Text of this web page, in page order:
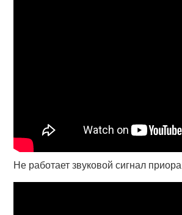
Не работает звуковой сигнал приора